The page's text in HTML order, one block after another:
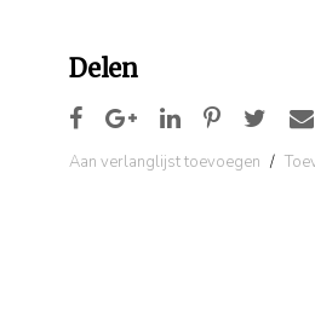
Delen
Aan verlanglijst toevoegen /